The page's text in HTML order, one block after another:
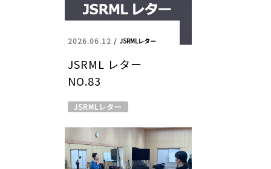
2026.06.12 / JSRMLレター
JSRML レター
NO.83
JSRMLレター